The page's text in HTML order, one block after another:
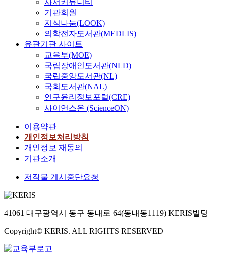
사서커뮤니티
기관회원
지식나눔(LOOK)
의학전자도서관(MEDLIS)
유관기관 사이트
교육부(MOE)
국립장애인도서관(NLD)
국립중앙도서관(NL)
국회도서관(NAL)
연구윤리정보포털(CRE)
사이언스온 (ScienceON)
이용약관
개인정보처리방침
개인정보 재동의
기관소개
저작물 게시중단요청
41061 대구광역시 동구 동내로 64(동내동1119) KERIS빌딩
Copyright© KERIS. ALL RIGHTS RESERVED